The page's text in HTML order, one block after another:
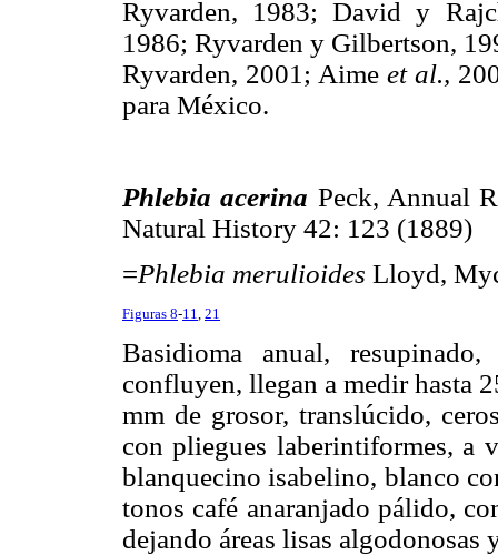
Ryvarden, 1983; David y
1986; Ryvarden y Gilbertson,
Ryvarden, 2001; Aime et al.,
para México.
Phlebia acerina Peck, Annual
Natural History 42: 123 (1889)
=Phlebia merulioides Lloyd,
Figuras 8-11 21
Basidioma anual,
confluyen, llegan a medir hasta
mm de grosor, translúcido,
con pliegues laberintiformes, a
blanquecino isabelino, blanco
tonos café anaranjado pálido,
dejando áreas lisas algodonosas